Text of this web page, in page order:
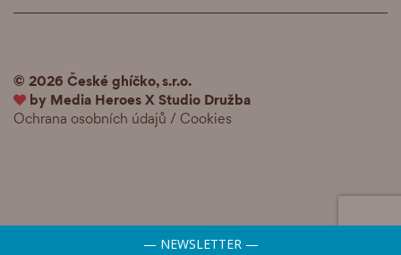
© 2026 České ghíčko, s.r.o.
by Media HeroesXStudio Družba
Ochrana osobních údajů / Cookies
— NEWSLETTER —